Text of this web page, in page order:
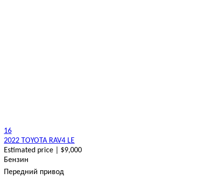
16
2022 TOYOTA RAV4 LE
Estimated price | $9,000
Бензин
Передний привод